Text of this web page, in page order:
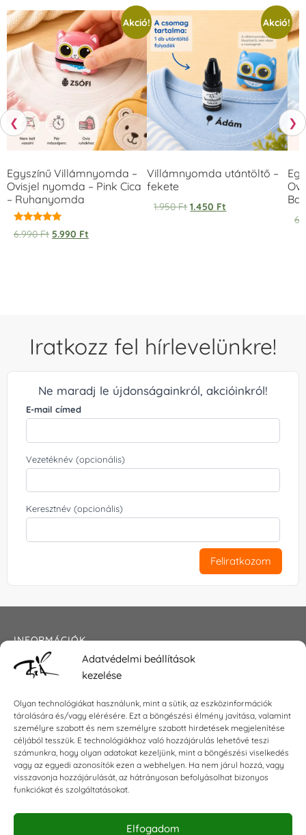
Adatvédelmi beállítások
kezelése
Olyan technológiákat használunk, mint a sütik, az eszközinformációk
tárolására és/vagy elérésére. Ezt a böngészési élmény javítása, valamint
személyre szabott és nem személyre szabott hirdetések megjelenítése
céljából tesszük. E technológiákhoz való hozzájárulás lehetővé teszi
számunkra, hogy olyan adatokat kezeljünk, mint a böngészési viselkedés
vagy az egyedi azonosítók ezen a webhelyen. Ha nem járul hozzá, vagy
visszavonja hozzájárulását, az hátrányosan befolyásolhat bizonyos
funkciókat és szolgáltatásokat.
Elfogadom
❮
Akció!
Egyszínű Villámnyomda –
Ovisjel nyomda – Pink Cica
– Ruhanyomda
Értékelés:
5.00
6.990Ft 5.990 Ft
Akció!
Villámnyomda utántöltő –
fekete
1.950Ft 1.450 Ft
❯
Iratkozz fel hírlevelünkre!
Ne maradj le újdonságainkról, akcióinkról!
E-mail címed
Vezetéknév (opcionális)
Keresztnév (opcionális)
Feliratkozom
INFORMÁCIÓK
Általános szerződési feltételek
Impresszum
KAPCSOLAT
E-mail:shop@torokszilvi.com
Telefon: +36 30 6767872